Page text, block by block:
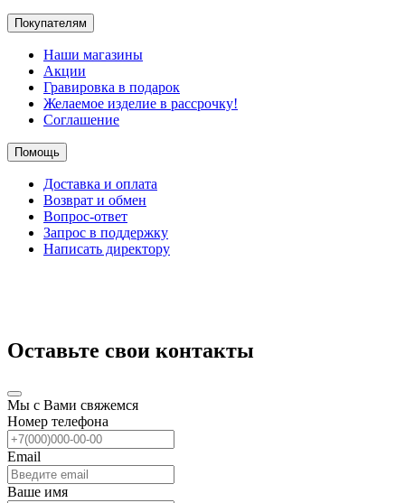
Покупателям
Наши магазины
Акции
Гравировка в подарок
Желаемое изделие в рассрочку!
Соглашение
Помощь
Доставка и оплата
Возврат и обмен
Вопрос-ответ
Запрос в поддержку
Написать директору
Оставьте свои контакты
Мы с Вами свяжемся
Номер телефона
Email
Ваше имя